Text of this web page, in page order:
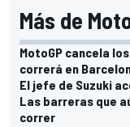
Más de
MotoGP cancela
correrá en
El jefe de Suzuki
Las barreras que
correr